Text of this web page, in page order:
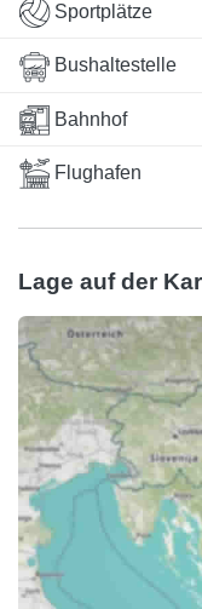
Sportplätze
Bushaltestelle
Bahnhof
Flughafen
Lage auf der